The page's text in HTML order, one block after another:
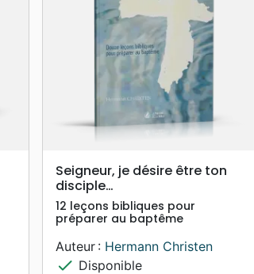
search APERÇU RAPIDE
Seigneur, je désire être ton
disciple…
12 leçons bibliques pour
préparer au baptême
Auteur : Hermann Christen
check Disponible